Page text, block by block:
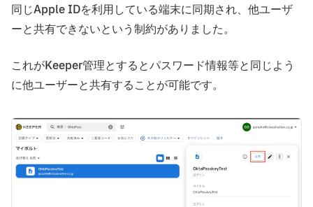
同じApple IDを利用している端末に同期され、他ユーザ
ーと共有できないという制約がありました。
これがKeeper管理とするとパスワード情報等と同じよう
に他ユーザーと共有することが可能です。